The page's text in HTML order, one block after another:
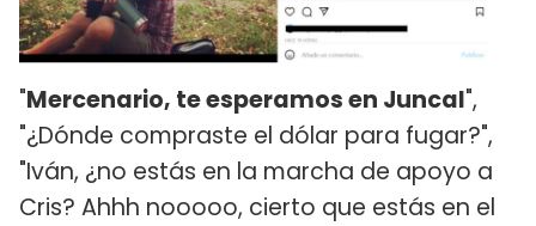
"Mercenario, te esperamos en Juncal",
"¿Dónde compraste el dólar para fugar?",
"Iván, ¿no estás en la marcha de apoyo a
Cris? Ahhh nooooo, cierto que estás en el